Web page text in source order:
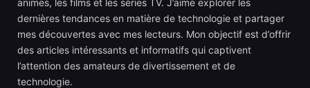
dernières tendances en matière de technologie et partager
mes découvertes avec mes lecteurs. Mon objectif est d’offrir
des articles intéressants et informatifs qui captivent
l’attention des amateurs de divertissement et de
technologie.